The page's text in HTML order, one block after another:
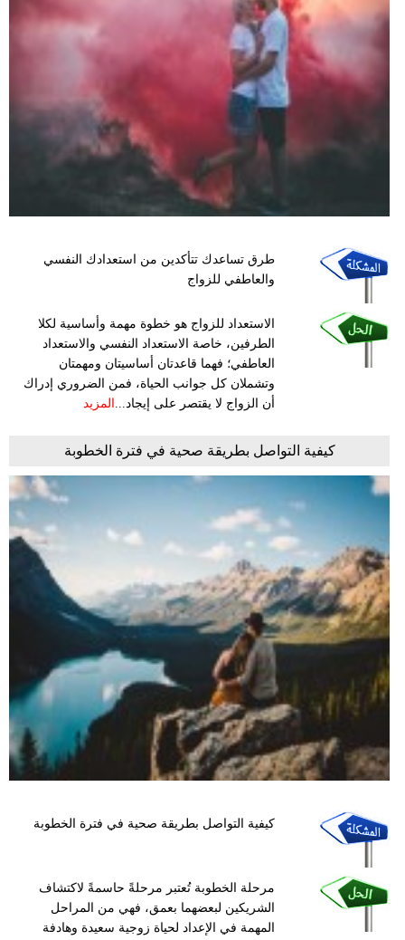
طرق تساعدك تتأكدين من استعدادك النفسي
والعاطفي للزواج
الاستعداد للزواج هو خطوة مهمة وأساسية لكلا
الطرفين، خاصة الاستعداد النفسي والاستعداد
العاطفي؛ فهما قاعدتان أساسيتان ومهمتان
وتشملان كل جوانب الحياة، فمن الضروري إدراك
أن الزواج لا يقتصر على إيجاد... المزيد
كيفية التواصل بطريقة صحية في فترة الخطوبة
كيفية التواصل بطريقة صحية في فترة الخطوبة
مرحلة الخطوبة تُعتبر مرحلةً حاسمةً لاكتشاف
الشريكين لبعضهما بعمق، فهي من المراحل
المهمة في الإعداد لحياة زوجية سعيدة وهادفة